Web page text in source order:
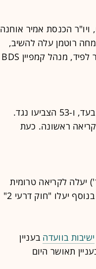
הכנסת אמיר אוחנה
רוטמן עלה להשיב,
וחברי הכנסת מהאופוזיציה צעקו לעברו "בושה". "אתה, יאיר לפיד, מנהל קמפיין BDS
חוק "דרעי 2" עבר בקריאה טרומית: 62 חברי כנסת הצביעו בעד, ו-53 הצביעו נגד.
ראשונה. כעת
יעלה לקריאה טרומית
במליאה החוק המגביל משמעותית את בג"ץ מלפסול חוקים. בנוסף יעלו "חוק דרעי 2"
ישיבות בוועדה בעניין
תאושר היום